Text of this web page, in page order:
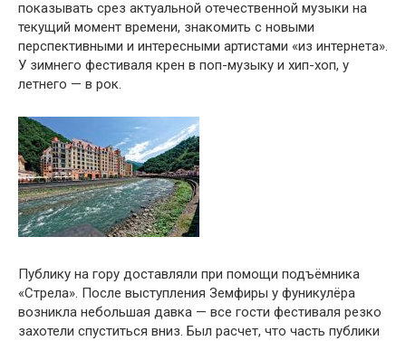
показывать срез актуальной отечественной музыки на
текущий момент времени, знакомить с новыми
перспективными и интересными артистами «из интернета».
У зимнего фестиваля крен в поп-музыку и хип-хоп, у
летнего — в рок.
Публику на гору доставляли при помощи подъёмника
«Стрела». После выступления Земфиры у фуникулёра
возникла небольшая давка — все гости фестиваля резко
захотели спуститься вниз. Был расчет, что часть публики